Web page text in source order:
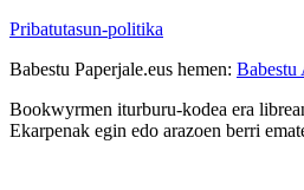
Pribatutasun-politika
Babestu Paperjale.eus hemen: Babestu
Bookwyrmen iturburu-kodea era
Ekarpenak egin edo arazoen berri